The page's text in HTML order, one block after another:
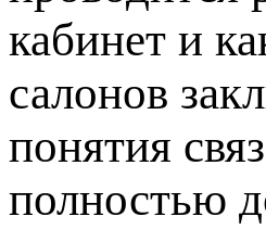
кабинет и
салонов
понятия
полностью